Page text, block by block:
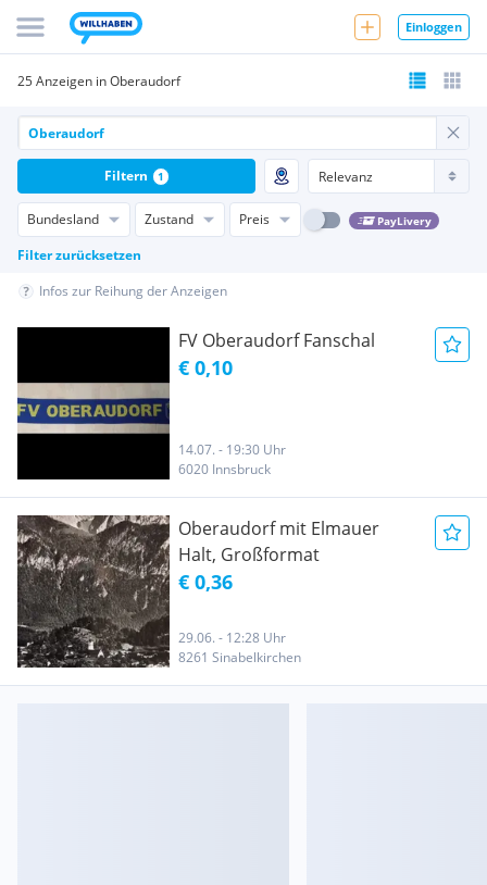
Einloggen
25 Anzeigen in Oberaudorf
Bundesland Zustand Preis PayLivery
Filter zurücksetzen
Filtern 1
Infos zur Reihung der Anzeigen
FV Oberaudorf Fanschal
€ 0,10
14.07. - 19:30 Uhr
6020 Innsbruck
Oberaudorf mit Elmauer
Halt, Großformat
€ 0,36
29.06. - 12:28 Uhr
8261 Sinabelkirchen